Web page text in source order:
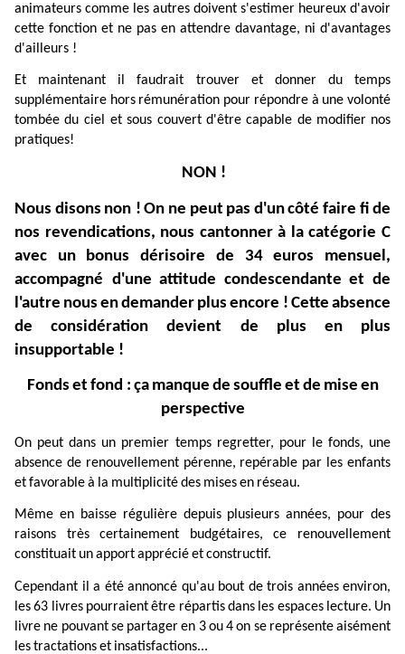
animateurs comme les autres doivent s'estimer heureux d'avoir
cette fonction et ne pas en attendre davantage, ni d'avantages
d'ailleurs !
Et maintenant il faudrait trouver et donner du
temps
supplémentaire hors rémunération pour répondre à une volonté
tombée du ciel et sous couvert d'être capable de modifier nos
pratiques!
NON !
Nous disons non ! On ne peut pas d'uncôté faire fi de
nos revendications, nous cantonner à la catégorie C
avec
un bonus dérisoire de 34 euros
mensuel,
accompagné d'une attitude condescendante et de
l'autre nous endemander plus encore ! Cette absence
de
considération devient de plus en
plus
insupportable !
Fonds etfond : ça manque de souffle etde mise en
perspective
On peut dans un premier temps regretter, pour le fonds, une
absence de renouvellement pérenne, repérable par les enfants
etfavorableà la multiplicitédes misesen réseau.
Même en baisse régulière depuis plusieurs années, pour des
raisons
très certainement budgétaires, ce
renouvellement
constituait unapportappréciéetconstructif.
Cependant il a été annoncé qu'au bout de trois années environ,
les 63 livres pourraient être répartis dans les espaces lecture. Un
livre ne pouvant se partager en 3 ou 4 on se représente aisément
lestractationset insatisfactions...